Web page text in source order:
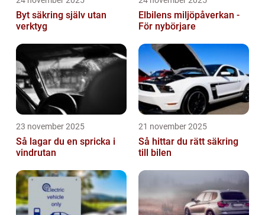
Byt säkring själv utan
verktyg
Elbilens miljöpåverkan -
För nybörjare
23 november 2025
Så lagar du en spricka i
vindrutan
21 november 2025
Så hittar du rätt säkring
till bilen